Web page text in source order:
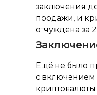
заключения
продажи, и
отчуждена за
Ещё не было
с включением
8 499 391-81-00
info@casexpert.ru
Раскрытие информации
ООО «ЭР-Аудит»
Калькулятор дебиторской
задолженности